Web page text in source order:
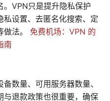
。VPN只是提升隐私保护
私设置、去匿名化搜索、定
法。 免费机场：VPN 的
南
数量、可用服务器数量、
与退款政策也很重要，确保